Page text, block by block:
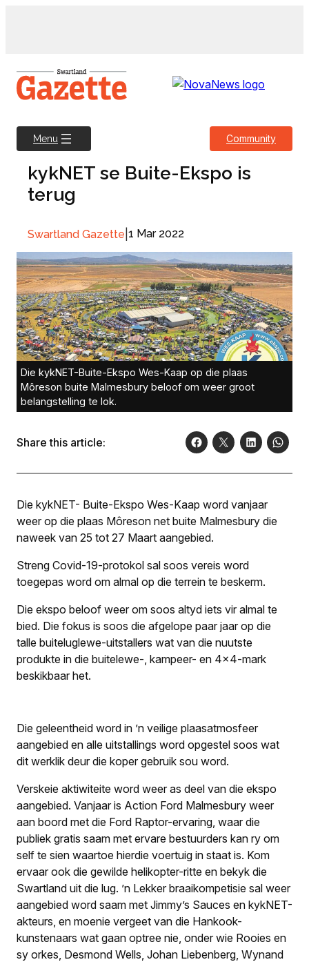
Menu Community
kykNET se Buite-Ekspo is
terug
Swartland Gazette 1 Mar 2022
Die kykNET-Buite-Ekspo Wes-Kaap op die plaas
Môreson buite Malmesbury beloof om weer groot
belangstelling te lok.
Share this article:
Die kykNET- Buite-Ekspo Wes-Kaap word vanjaar
weer op die plaas Môreson net buite Malmesbury die
naweek van 25 tot 27 Maart aangebied.
Streng Covid-19-protokol sal soos vereis word
toegepas word om almal op die terrein te beskerm.
Die ekspo beloof weer om soos altyd iets vir almal te
bied. Die fokus is soos die afgelope paar jaar op die
talle buiteluglewe-uitstallers wat van die nuutste
produkte in die buitelewe-, kampeer- en 4×4-mark
beskikbaar het.
Die geleentheid word in ’n veilige plaasatmosfeer
aangebied en alle uitstallings word opgestel soos wat
dit werklik deur die koper gebruik sou word.
Verskeie aktiwiteite word weer as deel van die ekspo
aangebied. Vanjaar is Action Ford Malmesbury weer
aan boord met die Ford Raptor-ervaring, waar die
publiek gratis saam met ervare bestuurders kan ry om
self te sien waartoe hierdie voertuig in staat is. Kom
ervaar ook die gewilde helikopter-ritte en bekyk die
Swartland uit die lug. ’n Lekker braaikompetisie sal weer
aangebied word saam met Jimmy’s Sauces en kykNET-
akteurs, en moenie vergeet van die Hankook-
kunstenaars wat gaan optree nie, onder wie Rooies en
sy orkes, Desmond Wells, Johan Liebenberg, Wynand